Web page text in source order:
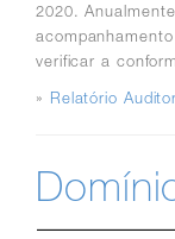
2020.
verificar a
» Relatório